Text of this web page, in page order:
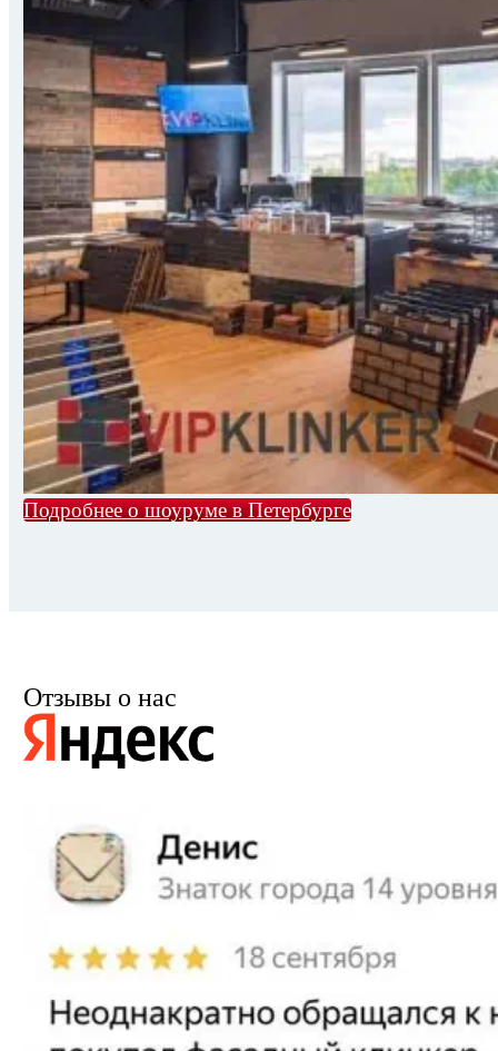
Подробнее о шоуруме в Петербурге
Отзывы о нас